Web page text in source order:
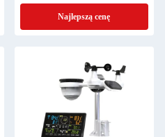
Najlepszą cenę